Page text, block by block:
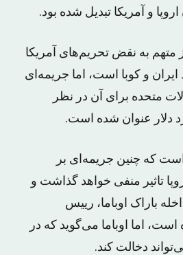
و آمریکا تبدیل شده بود.
متهم به نقض تحریم‌های آمریکا
ایران و کوبا است، اما جریمه‌ای
متحده برای آن در نظر
که چنین جریمه‌ای بر
تاثیر منفی خواهد گذاشت و
باراک اوباما، رییس
اما اوباما می‌گوید که در
دخالت کند.